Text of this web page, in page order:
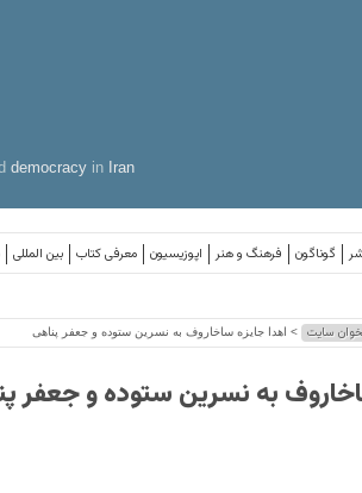
democracy in Iran
بین المللی معرفی کتاب اپوزیسیون فرهنگ و هنر گوناگون
سایت > اهدا جایزه ساخاروف به نسرین ستوده و جعفر پناهی
به نسرین ستوده و جعفر